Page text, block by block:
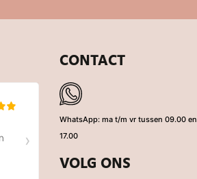
CONTACT
WhatsApp: ma t/m vr tussen 09.00 en
17.00
VOLG ONS